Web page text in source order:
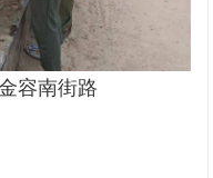
容南街路